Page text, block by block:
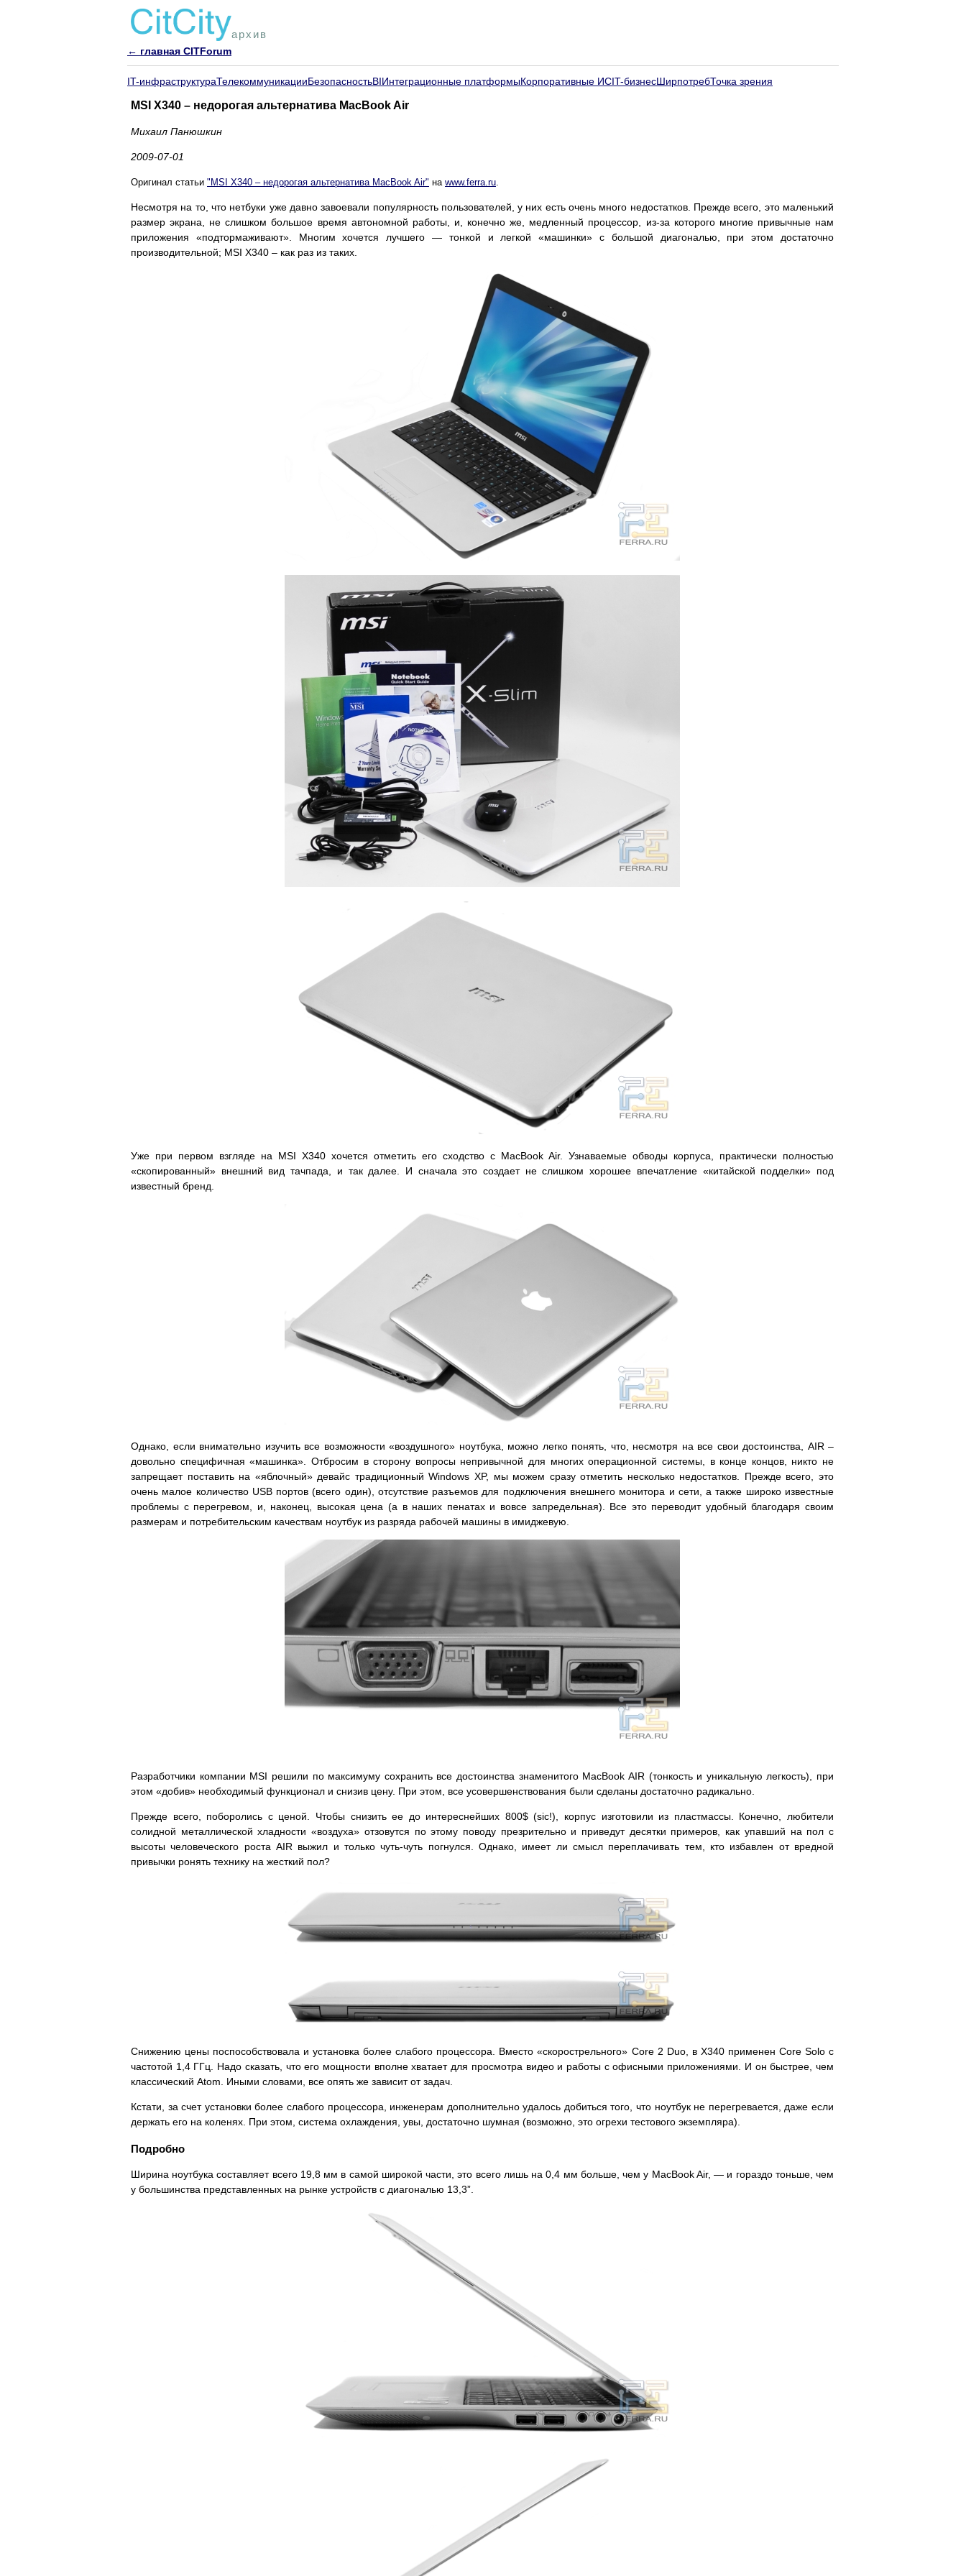
архив
← главная CITForum
IT-инфраструктураТелекоммуникацииБезопасностьBIИнтеграционные платформыКорпоративные ИСIT-бизнесШирпотребТочка зрения
MSI X340 – недорогая альтернатива MacBook Air
Михаил Панюшкин
2009-07-01
Оригинал статьи "MSI X340 – недорогая альтернатива MacBook Air" на www.ferra.ru
Несмотря на то, что нетбуки уже давно завоевали популярность пользователей, у них есть очень много недостатков. Прежде всего, это маленький
размер экрана, не слишком большое время автономной работы, и, конечно же, медленный процессор, из-за которого многие привычные нам
приложения «подтормаживают». Многим хочется лучшего — тонкой и легкой «машинки» с большой диагональю, при этом достаточно
производительной; MSI X340 – как раз из таких.
Уже при первом взгляде на MSI X340 хочется отметить его сходство с MacBook Air. Узнаваемые обводы корпуса, практически полностью
«скопированный» внешний вид тачпада, и так далее. И сначала это создает не слишком хорошее впечатление «китайской подделки» под
известный бренд.
Однако, если внимательно изучить все возможности «воздушного» ноутбука, можно легко понять, что, несмотря на все свои достоинства, AIR –
довольно специфичная «машинка». Отбросим в сторону вопросы непривычной для многих операционной системы, в конце концов, никто не
запрещает поставить на «яблочный» девайс традиционный Windows XP, мы можем сразу отметить несколько недостатков. Прежде всего, это
очень малое количество USB портов (всего один), отсутствие разъемов для подключения внешнего монитора и сети, а также широко известные
проблемы с перегревом, и, наконец, высокая цена (а в наших пенатах и вовсе запредельная). Все это переводит удобный благодаря своим
размерам и потребительским качествам ноутбук из разряда рабочей машины в имиджевую.
Разработчики компании MSI решили по максимуму сохранить все достоинства знаменитого MacBook AIR (тонкость и уникальную легкость), при
этом «добив» необходимый функционал и снизив цену. При этом, все усовершенствования были сделаны достаточно радикально.
Прежде всего, поборолись с ценой. Чтобы снизить ее до интереснейших 800$ (sic!), корпус изготовили из пластмассы. Конечно, любители
солидной металлической хладности «воздуха» отзовутся по этому поводу презрительно и приведут десятки примеров, как упавший на пол с
высоты человеческого роста AIR выжил и только чуть-чуть погнулся. Однако, имеет ли смысл переплачивать тем, кто избавлен от вредной
привычки ронять технику на жесткий пол?
Снижению цены поспособствовала и установка более слабого процессора. Вместо «скорострельного» Core 2 Duo, в X340 применен Core Solo с
частотой 1,4 ГГц. Надо сказать, что его мощности вполне хватает для просмотра видео и работы с офисными приложениями. И он быстрее, чем
классический Atom. Иными словами, все опять же зависит от задач.
Кстати, за счет установки более слабого процессора, инженерам дополнительно удалось добиться того, что ноутбук не перегревается, даже если
держать его на коленях. При этом, система охлаждения, увы, достаточно шумная (возможно, это огрехи тестового экземпляра).
Подробно
Ширина ноутбука составляет всего 19,8 мм в самой широкой части, это всего лишь на 0,4 мм больше, чем у MacBook Air, — и гораздо тоньше, чем
у большинства представленных на рынке устройств с диагональю 13,3”.